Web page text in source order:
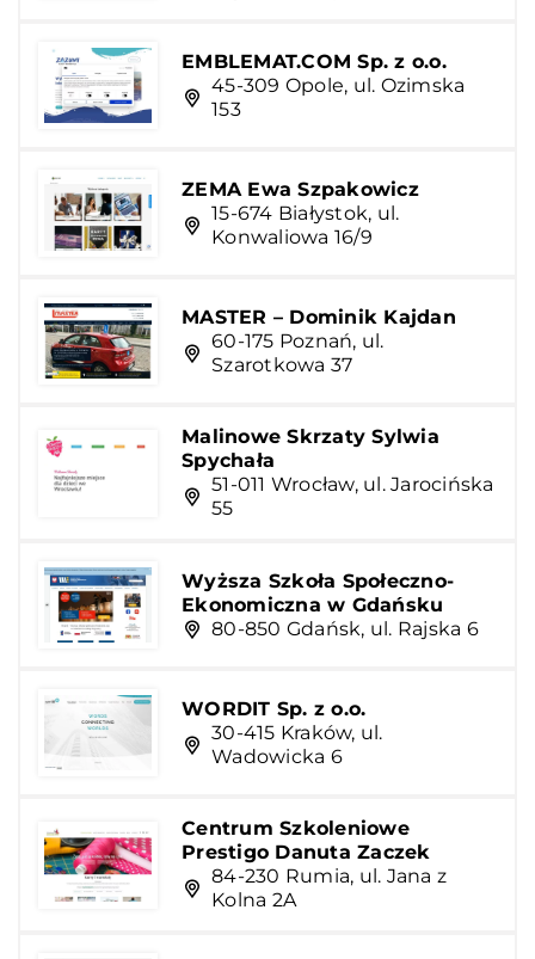
EMBLEMAT.COM Sp. z o.o.
45-309 Opole, ul. Ozimska
153
ZEMA Ewa Szpakowicz
15-674 Białystok, ul.
Konwaliowa 16/9
MASTER – Dominik Kajdan
60-175 Poznań, ul.
Szarotkowa 37
Malinowe Skrzaty Sylwia
Spychała
51-011 Wrocław, ul. Jarocińska
55
Wyższa Szkoła Społeczno-
Ekonomiczna w Gdańsku
80-850 Gdańsk, ul. Rajska 6
WORDIT Sp. z o.o.
30-415 Kraków, ul.
Wadowicka 6
Centrum Szkoleniowe
Prestigo Danuta Zaczek
84-230 Rumia, ul. Jana z
Kolna 2A